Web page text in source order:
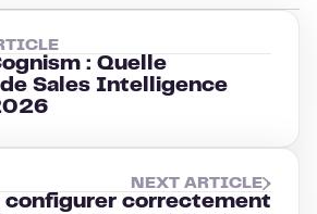
: Quelle
Sales Intelligence
NEXT ARTICLE
configurer correctement